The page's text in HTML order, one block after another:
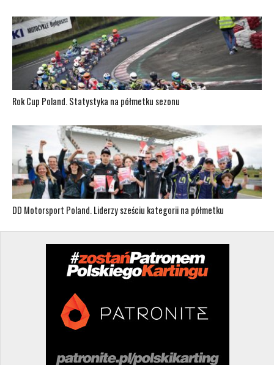
Rok Cup Poland. Statystyka na półmetku sezonu
DD Motorsport Poland. Liderzy sześciu kategorii na półmetku